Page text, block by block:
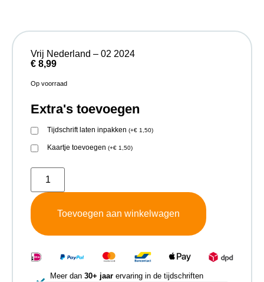
Vrij Nederland – 02 2024
€ 8,99
Op voorraad
Extra's toevoegen
Tijdschrift laten inpakken (+€ 1,50)
Kaartje toevoegen (+€ 1,50)
Toevoegen aan winkelwagen
Meer dan 30+ jaarervaring in de tijdschriften